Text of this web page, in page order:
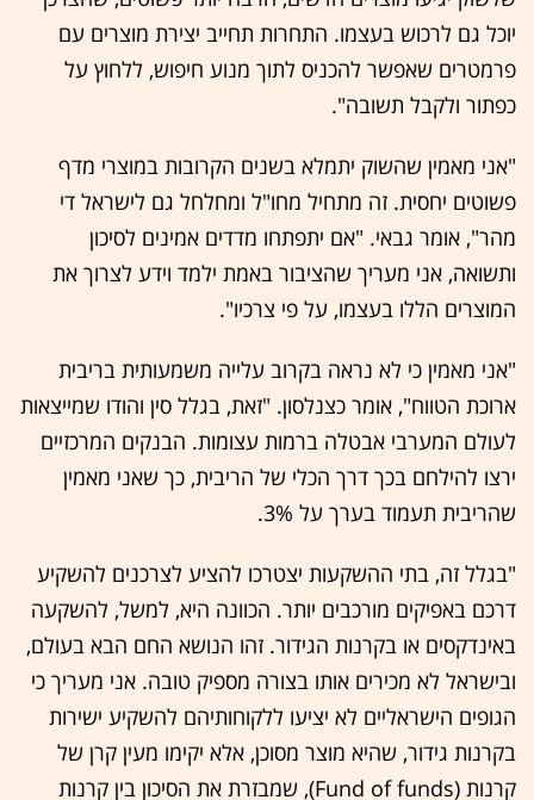
יוכל גם לרכוש בעצמו. התחרות תחייב יצירת מוצרים עם
פרמטרים שאפשר להכניס לתוך מנוע חיפוש, ללחוץ על
כפתור ולקבל תשובה".
"אני מאמין שהשוק יתמלא בשנים הקרובות במוצרי מדף
פשוטים יחסית. זה מתחיל מחו"ל ומחלחל גם לישראל די
מהר", אומר גבאי. "אם יתפתחו מדדים אמינים לסיכון
ותשואה, אני מעריך שהציבור באמת ילמד וידע לצרוך את
המוצרים הללו בעצמו, על פי צרכיו".
"אני מאמין כי לא נראה בקרוב עלייה משמעותית בריבית
ארוכת הטווח", אומר כצנלסון. "זאת, בגלל סין והודו שמייצאות
לעולם המערבי אבטלה ברמות עצומות. הבנקים המרכזיים
ירצו להילחם בכך דרך הכלי של הריבית, כך שאני מאמין
שהריבית תעמוד בערך על 3%.
"בגלל זה, בתי ההשקעות יצטרכו להציע לצרכנים להשקיע
דרכם באפיקים מורכבים יותר. הכוונה היא, למשל, להשקעה
באינדקסים או בקרנות הגידור. זהו הנושא החם הבא בעולם,
ובישראל לא מכירים אותו בצורה מספיק טובה. אני מעריך כי
הגופים הישראליים לא יציעו ללקוחותיהם להשקיע ישירות
בקרנות גידור, שהיא מוצר מסוכן, אלא יקימו מעין קרן של
קרנות (Fund of funds), שמבזרת את הסיכון בין קרנות